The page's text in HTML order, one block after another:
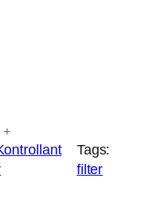
+
Tags:
filter